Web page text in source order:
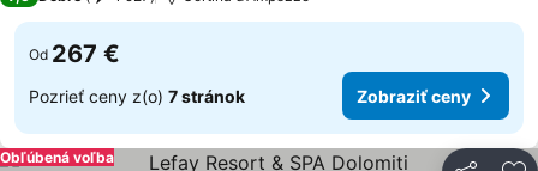
Od 267 €
Pozrieť ceny z(o) 7 stránok Zobraziť ceny
Obľúbená voľba